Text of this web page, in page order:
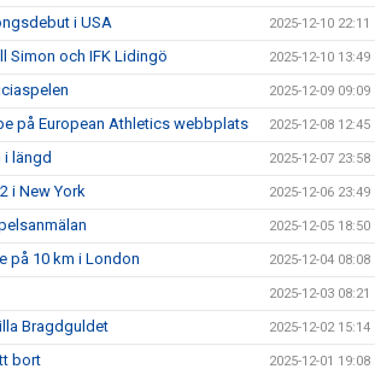
i USA 2025-12-10 22:11
Simon och IFK Lidingö 2025-12-10 13:49
2025-12-09 09:09
på European Athletics webbplats 2025-12-08 12:45
i längd 2025-12-07 23:58
i New York 2025-12-06 23:49
2025-12-05 18:50
på 10 km i London 2025-12-04 08:08
2025-12-03 08:21
Bragdguldet 2025-12-02 15:14
bort 2025-12-01 19:08